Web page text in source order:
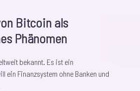
Bitcoin als
Phänomen
bekannt. Es ist ein
ein Finanzsystem ohne Banken und